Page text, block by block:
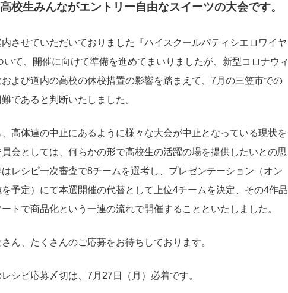
校生みんながエントリー自由なスイーツの大会です。
させていただいておりました『ハイスクールパティシエロワイヤ
いて、開催に向けて準備を進めてまいりましたが、新型コロナウィ
よび道内の高校の休校措置の影響を踏まえて、7月の三笠市での
であると判断いたしました。
、高体連の中止にあるように様々な大会が中止となっている現状を
会としては、何らかの形で高校生の活躍の場を提供したいとの思
レシピ一次審査で8チームを選考し、プレゼンテーション（オン
予定）にて本選開催の代替として上位4チームを決定、その4作品
トで商品化という一連の流れで開催することといたしました。
ん、たくさんのご応募をお待ちしております。
シピ応募〆切は、7月27日（月）必着です。